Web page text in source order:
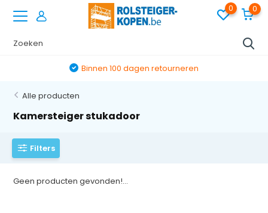
0 0
Binnen 100 dagen retourneren
Alle producten
Kamersteiger stukadoor
Filters
Geen producten gevonden!...